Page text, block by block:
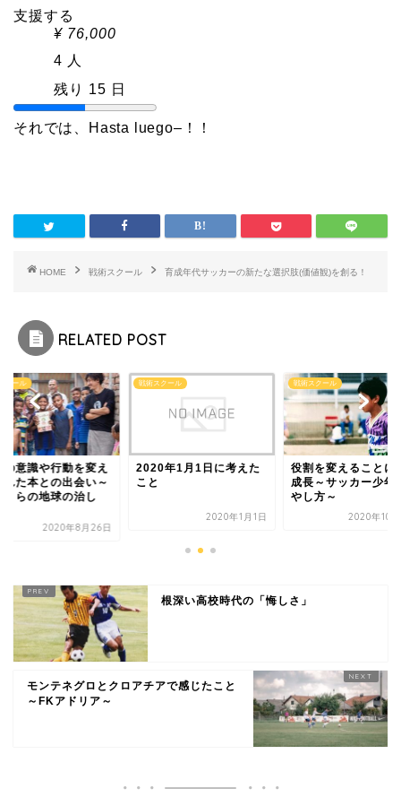
支援する
¥ 76,000
4 人
残り 15 日
それでは、Hasta luego–！！
HOME 戦術スクール 育成年代サッカーの新たな選択肢(価値観)を創る！
RELATED POST
クール
の意識や行動を変え
れた本との出会い～
くらの地球の治し
2020年8月26日
戦術スクール
2020年1月1日に考えた
こと
2020年1月1日
戦術スクール
役割を変えることに
成長～サッカー少年
やし方～
2020年10
根深い高校時代の「悔しさ」
モンテネグロとクロアチアで感じたこと
～FKアドリア～